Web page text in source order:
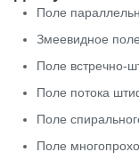
Поле
Змеевидное
Поле встречно-
Поле потока
Поле
Поле